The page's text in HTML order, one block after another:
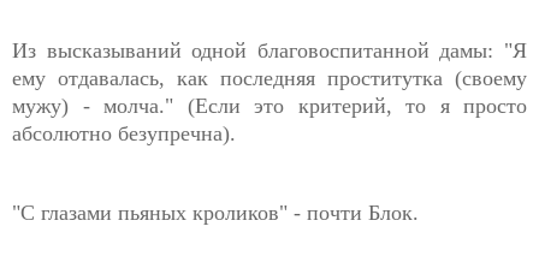
Из высказываний одной благовоспитанной дамы: "Я
ему отдавалась, как последняя проститутка (своему
мужу) - молча." (Если это критерий, то я просто
абсолютно безупречна).
"С глазами пьяных кроликов" - почти Блок.